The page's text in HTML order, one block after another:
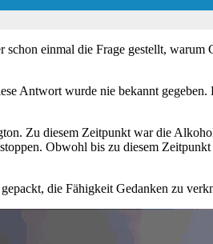
schon einmal die Frage gestellt,
Antwort wurde nie bekannt
Zu diesem Zeitpunkt war die
Obwohl bis zu diesem
die Fähigkeit Gedanken zu